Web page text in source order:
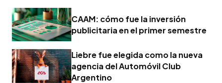
CAAM: cómo fue la inversión
publicitaria en el primer semestre
Liebre fue elegida como la nueva
agencia del Automóvil Club
Argentino